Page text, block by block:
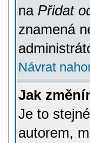
na Přidat
znamená
Návrat
Jak
Je to
autorem,